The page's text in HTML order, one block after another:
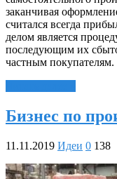
заканчивая
считался всегда
делом является
последующим их
частным
Бизнес по
11.11.2019 Идеи 0 138